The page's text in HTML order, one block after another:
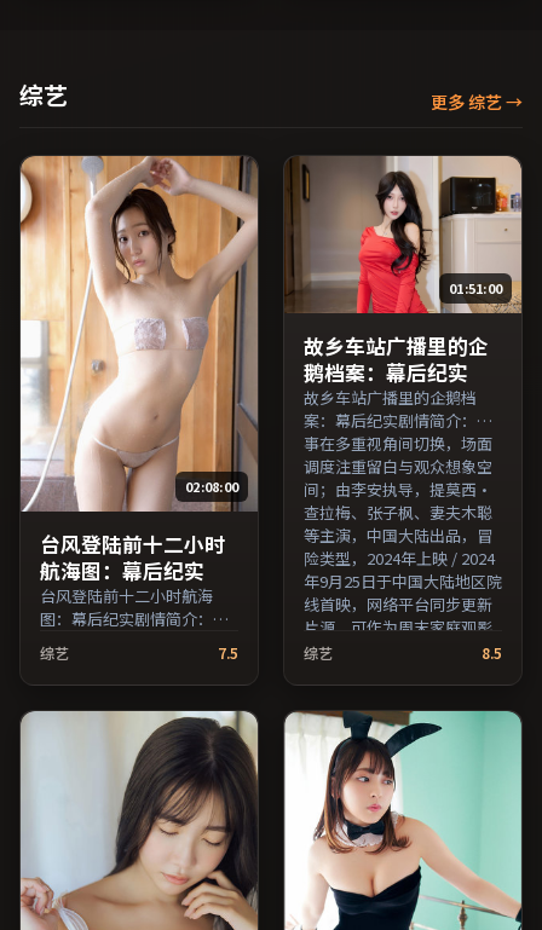
利亚地区院线首映，网络平
观影人群。（国产影视资源
大全免费条目索引，支持片
名与演员交叉检索。）
区院线首映，网络平台同步
选。（国产影视资源大全免
费条目索引，支持片名与演
员交叉检索。）
综艺 更多 综艺→
02:08:00
台风登陆前十二小时
航海图：幕后纪实
台风登陆前十二小时航海
图：幕后纪实剧情简介：剧
情围绕一次意外转折展开，
美术与场景还原了特定年代
质感；由张艾嘉执导，松隆
子、马修·麦康纳、倪妮等
主演，中国台湾出品，犯罪
类型，2023年上映 / 2023年
8月24日于中国台湾地区院线
首映，网络平台同步更新片
源。适合希望获得情感共鸣
与现实思考的观众在线高清
观看。（国产影视资源大全
免费条目索引，支持片名与
演员交叉检索。）
综艺 7.5
01:51:00
故乡车站广播里的企
鹅档案：幕后纪实
故乡车站广播里的企鹅档
案：幕后纪实剧情简介：叙
事在多重视角间切换，场面
调度注重留白与观众想象空
间；由李安执导，提莫西·
查拉梅、张子枫、妻夫木聪
等主演，中国大陆出品，冒
险类型，2024年上映 / 2024
年9月25日于中国大陆地区院
线首映，网络平台同步更新
片源。可作为周末家庭观影
或独自细品的口碑之选。
叉检索。）
综艺 8.5